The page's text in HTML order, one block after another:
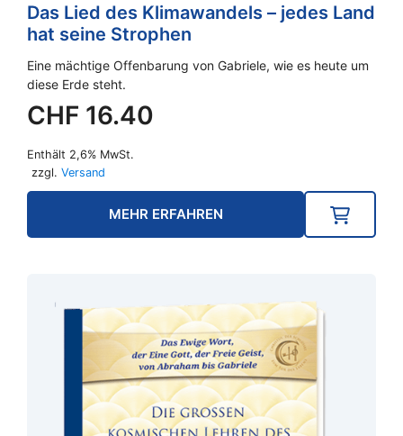
Das Lied des Klimawandels – jedes Land
hat seine Strophen
Eine mächtige Offenbarung von Gabriele, wie es heute um
diese Erde steht.
CHF 16.40
Enthält 2,6% MwSt.
zzgl. Versand
MEHR ERFAHREN